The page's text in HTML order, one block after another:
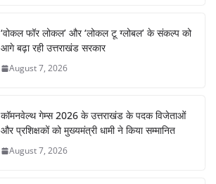
‘वोकल फॉर लोकल’ और ‘लोकल टू ग्लोबल’ के संकल्प को
आगे बढ़ा रही उत्तराखंड सरकार
August 7, 2026
कॉमनवेल्थ गेम्स 2026 के उत्तराखंड के पदक विजेताओं
और प्रशिक्षकों को मुख्यमंत्री धामी ने किया सम्मानित
August 7, 2026